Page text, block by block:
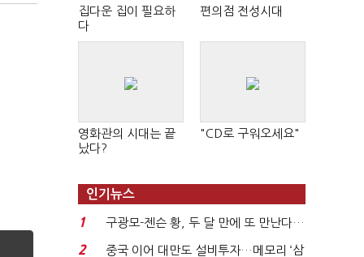
집다운 집이 필요하
다
편의점 전성시대
영화관의 시대는 끝
났다?
"CD로 구워오세요"
인기뉴스
1
구광모-젠슨 황, 두 달 만에 또 만난다…
로봇·AI 등 논...
2
중국 이어 대만도 설비투자…메모리 ‘삼